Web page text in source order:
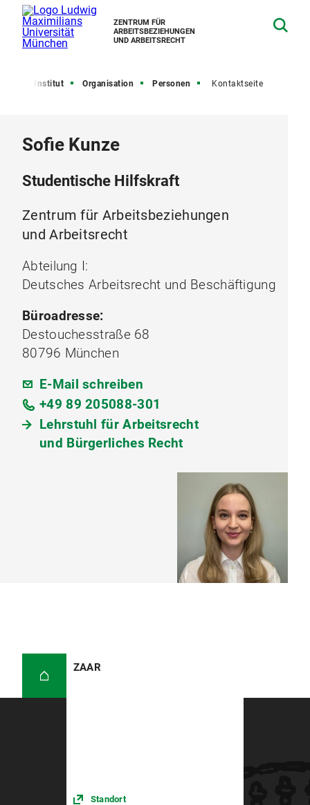
ZENTRUM FÜR
ARBEITSBEZIEHUNGEN
UND ARBEITSRECHT
Institut Organisation Personen Kontaktseite
Sofie Kunze
Studentische Hilfskraft
Zentrum für Arbeitsbeziehungen
und Arbeitsrecht
Abteilung I:
Deutsches Arbeitsrecht und Beschäftigung
Büroadresse:
Destouchesstraße 68
80796 München
E-Mail schreiben
+49 89 205088-301
Lehrstuhl für Arbeitsrecht
und Bürgerliches Recht
ZAAR
Standort